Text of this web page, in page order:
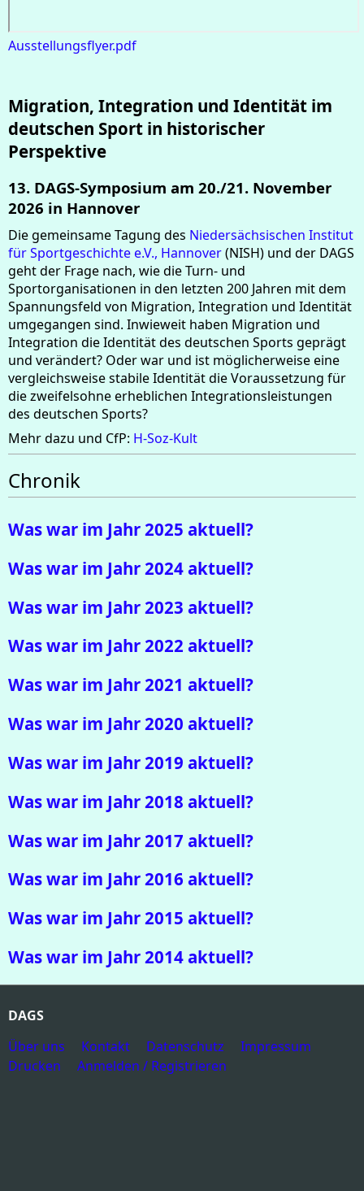
Ausstellungsflyer.pdf
Migration, Integration und Identität im
deutschen Sport in historischer
Perspektive
13. DAGS-Symposium am 20./21. November
2026 in Hannover
Die gemeinsame Tagung des Niedersächsischen Institut
für Sportgeschichte e.V., Hannover(NISH) und der DAGS
geht der Frage nach, wie die Turn- und
Sportorganisationen in den letzten 200 Jahren mit dem
Spannungsfeld von Migration, Integration und Identität
umgegangen sind. Inwieweit haben Migration und
Integration die Identität des deutschen Sports geprägt
und verändert? Oder war und ist möglicherweise eine
vergleichsweise stabile Identität die Voraussetzung für
die zweifelsohne erheblichen Integrationsleistungen
des deutschen Sports?
Mehr dazu und CfP: H-Soz-Kult
Chronik
Was war im Jahr 2025 aktuell?
Was war im Jahr 2024 aktuell?
Was war im Jahr 2023 aktuell?
Was war im Jahr 2022 aktuell?
Was war im Jahr 2021 aktuell?
Was war im Jahr 2020 aktuell?
Was war im Jahr 2019 aktuell?
Was war im Jahr 2018 aktuell?
Was war im Jahr 2017 aktuell?
Was war im Jahr 2016 aktuell?
Was war im Jahr 2015 aktuell?
Was war im Jahr 2014 aktuell?
DAGS
Über uns
Kontakt Datenschutz
Impressum
Drucken
Anmelden / Registrieren